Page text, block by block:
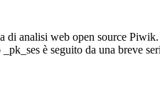
di analisi web open source
è seguito da una breve